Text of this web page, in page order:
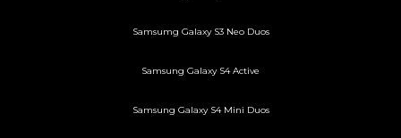
Samsumg Galaxy S3 Neo Duos
Samsung Galaxy S4 Active
Samsung Galaxy S4 Mini Duos